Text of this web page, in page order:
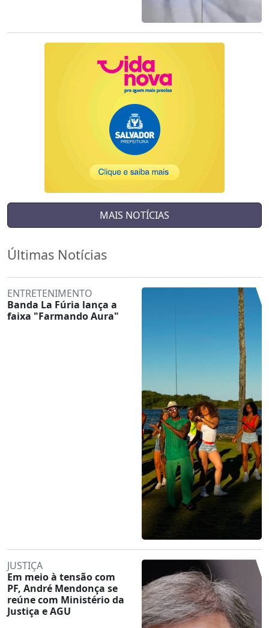
MAIS NOTÍCIAS
Últimas Notícias
ENTRETENIMENTO
Banda La Fúria lança a
faixa "Farmando Aura"
JUSTIÇA
Em meio à tensão com
PF, André Mendonça se
reúne com Ministério da
Justiça e AGU